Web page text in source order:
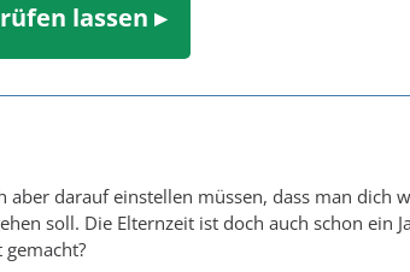
lassen ▸
darauf einstellen müssen, dass man dich
soll. Die Elternzeit ist doch auch schon ein